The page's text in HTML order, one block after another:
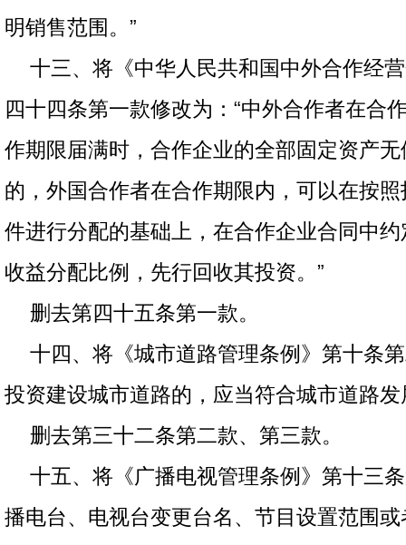
明销售范围。”
十三、将《中华人民共和国中外合作经
四十四条第一款修改为：“中外合作者在合
作期限届满时，合作企业的全部固定资产
的，外国合作者在合作期限内，可以在按
件进行分配的基础上，在合作企业合同中
收益分配比例，先行回收其投资。”
删去第四十五条第一款。
十四、将《城市道路管理条例》第十条
投资建设城市道路的，应当符合城市道路发
删去第三十二条第二款、第三款。
十五、将《广播电视管理条例》第十三
播电台、电视台变更台名、节目设置范围